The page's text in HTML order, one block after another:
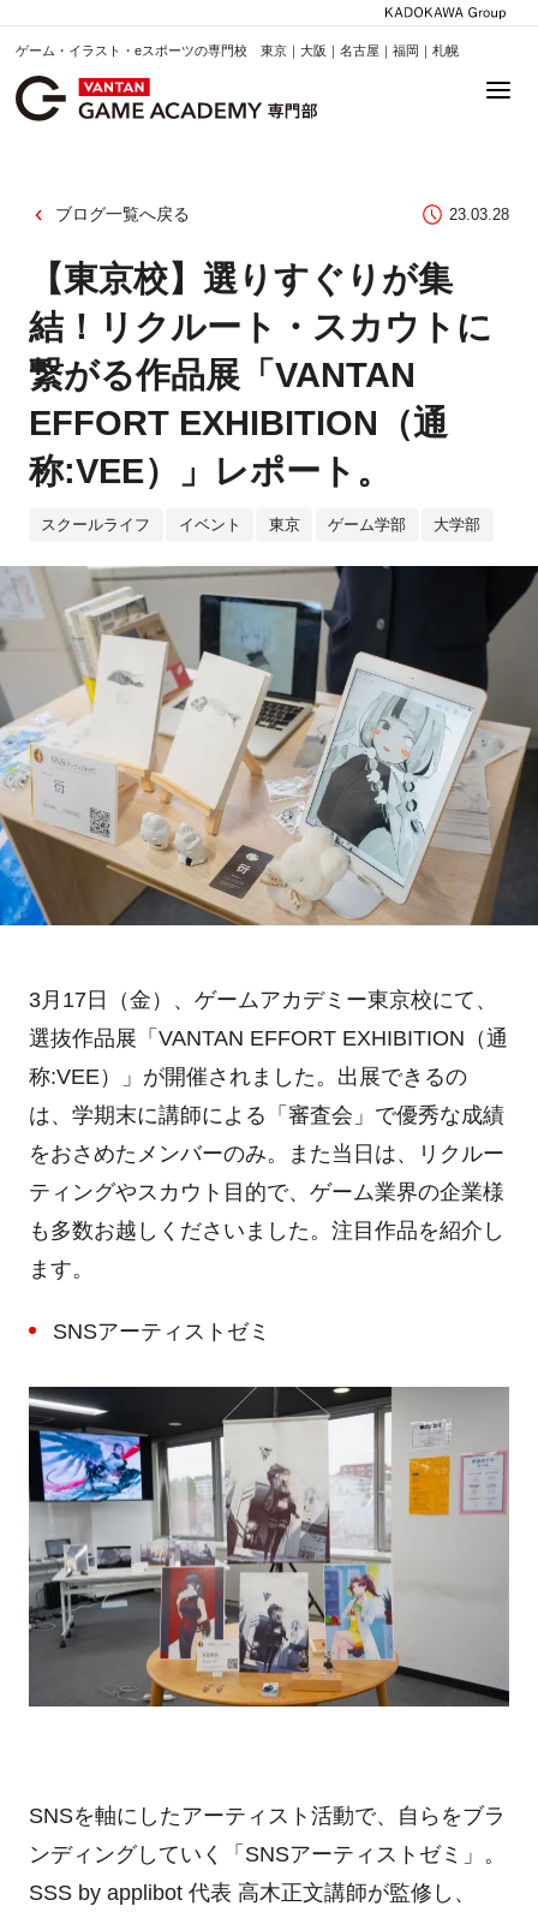
ゲーム・イラスト・eスポーツの専門校 東京｜大阪｜名古屋｜福岡｜札幌
ブログ一覧へ戻る 23.03.28
【東京校】選りすぐりが集
結！リクルート・スカウトに
繋がる作品展「VANTAN
EFFORT EXHIBITION（通
称:VEE）」レポート。
スクールライフ イベント 東京 ゲーム学部 大学部
3月 17日（金）、ゲームアカデミー東京校にて、
選抜作品展「 VANTAN EFFORT EXHIBITION （通
称:VEE）」が開催されました。出展できるの
は、学期末に講師による「審査会」で優秀な成績
をおさめたメンバーのみ。また当日は、リクルー
ティングやスカウト目的で、ゲーム業界の企業様
も多数お越しくださいました。注目作品を紹介し
ます。
SNSアーティストゼミ
SNSを軸にしたアーティスト活動で、自らをブラ
ンディングしていく「 SNSアーティストゼミ」。
SSS by applibot 代表 高木正文講師が監修し、